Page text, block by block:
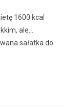
1600 kcal
ale…
sałatka do